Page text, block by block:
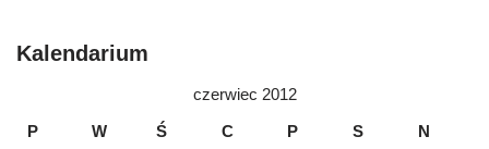
Kalendarium
czerwiec 2012
P
W Ś C P S N